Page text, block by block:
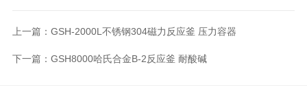
上一篇： GSH-2000L不锈钢304磁力反应釜 压力容器
下一篇： GSH8000哈氏合金B-2反应釜 耐酸碱